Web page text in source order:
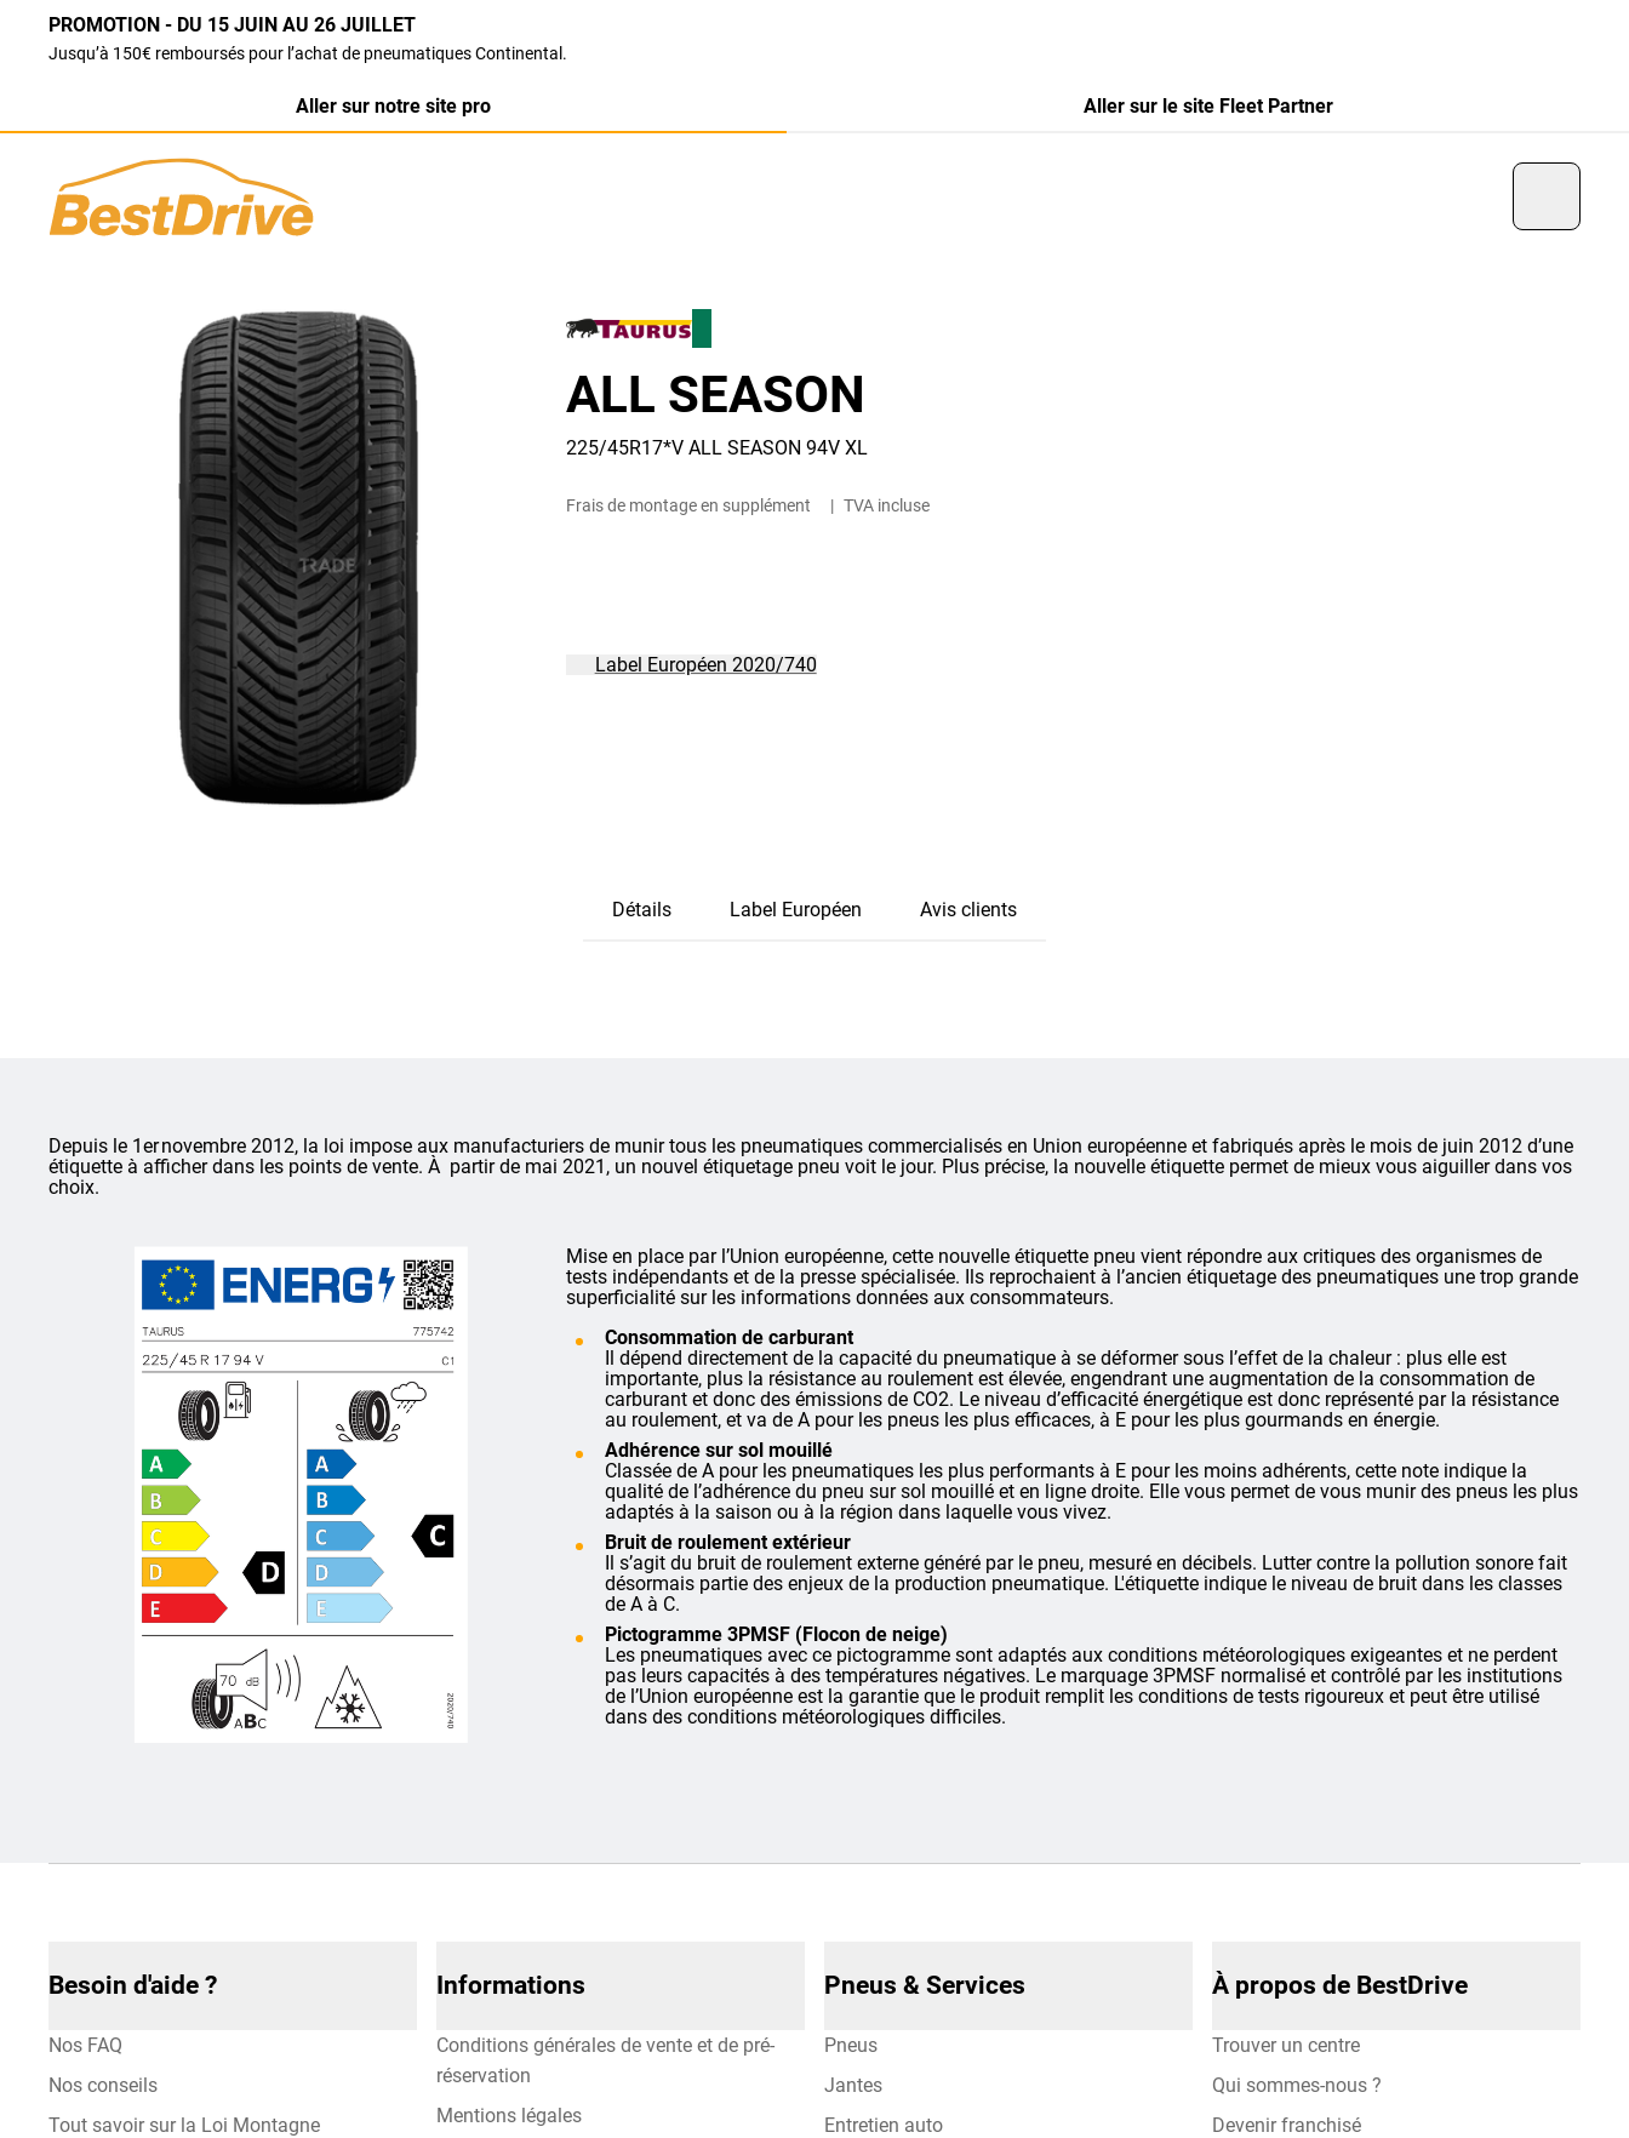
PROMOTION - DU 15 JUIN AU 26 JUILLET
Jusqu’à 150€ remboursés pour l’achat de pneumatiques Continental.
Aller sur notre site pro Aller sur le site Fleet Partner
ALL SEASON
225/45R17*V ALL SEASON 94V XL
Frais de montage en supplément | TVA incluse
Label Européen 2020/740
Détails Label Européen Avis clients
Depuis le 1er novembre 2012, la loi impose aux manufacturiers de munir tous les pneumatiques commercialisés en Union européenne et fabriqués après le mois de juin 2012 d’une
étiquette à afficher dans les points de vente. À partir de mai 2021, un nouvel étiquetage pneu voit le jour. Plus précise, la nouvelle étiquette permet de mieux vous aiguiller dans vos
choix.
Mise en place par l’Union européenne, cette nouvelle étiquette pneu vient répondre aux critiques des organismes de
tests indépendants et de la presse spécialisée. Ils reprochaient à l’ancien étiquetage des pneumatiques une trop grande
superficialité sur les informations données aux consommateurs.
Consommation de carburant
Il dépend directement de la capacité du pneumatique à se déformer sous l’effet de la chaleur : plus elle est
importante, plus la résistance au roulement est élevée, engendrant une augmentation de la consommation de
carburant et donc des émissions de CO2. Le niveau d’efficacité énergétique est donc représenté par la résistance
au roulement, et va de A pour les pneus les plus efficaces, à E pour les plus gourmands en énergie.
Adhérence sur sol mouillé
Classée de A pour les pneumatiques les plus performants à E pour les moins adhérents, cette note indique la
qualité de l’adhérence du pneu sur sol mouillé et en ligne droite. Elle vous permet de vous munir des pneus les plus
adaptés à la saison ou à la région dans laquelle vous vivez.
Bruit de roulement extérieur
Il s’agit du bruit de roulement externe généré par le pneu, mesuré en décibels. Lutter contre la pollution sonore fait
désormais partie des enjeux de la production pneumatique. L'étiquette indique le niveau de bruit dans les classes
de A à C.
Pictogramme 3PMSF (Flocon de neige)
Les pneumatiques avec ce pictogramme sont adaptés aux conditions météorologiques exigeantes et ne perdent
pas leurs capacités à des températures négatives. Le marquage 3PMSF normalisé et contrôlé par les institutions
de l’Union européenne est la garantie que le produit remplit les conditions de tests rigoureux et peut être utilisé
dans des conditions météorologiques difficiles.
Besoin d'aide ?
Nos FAQ
Nos conseils
Tout savoir sur la Loi Montagne
Informations
Conditions générales de vente et de pré-
réservation
Mentions légales
Pneus & Services
Pneus
Jantes
Entretien auto
À propos de BestDrive
Trouver un centre
Qui sommes-nous ?
Devenir franchisé